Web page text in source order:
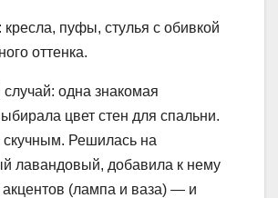
кресла, пуфы, стулья с обивкой
оттенка.
одна знакомая
цвет стен для спальни.
скучным. Решилась на
лавандовый, добавила к нему
(лампа и ваза) — и